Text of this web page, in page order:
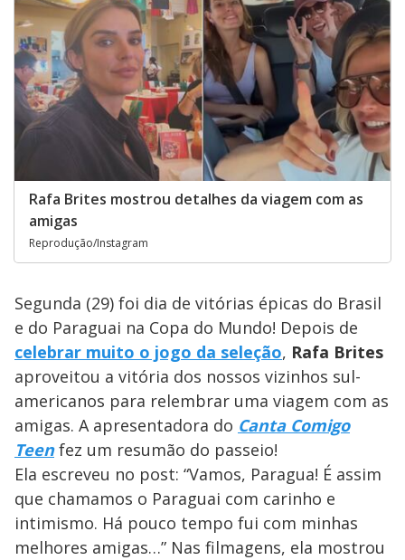
Rafa Brites mostrou detalhes da viagem com as
amigas
Reprodução/Instagram
Segunda (29) foi dia de vitórias épicas do Brasil
e do Paraguai na Copa do Mundo! Depois de
celebrar muito o jogo da seleção, Rafa Brites
aproveitou a vitória dos nossos vizinhos sul-
americanos para relembrar uma viagem com as
amigas. A apresentadora do Canta Comigo
Teenfez um resumão do passeio!
Ela escreveu no post: “Vamos, Paragua! É assim
que chamamos o Paraguai com carinho e
intimismo. Há pouco tempo fui com minhas
melhores amigas…” Nas filmagens, ela mostrou